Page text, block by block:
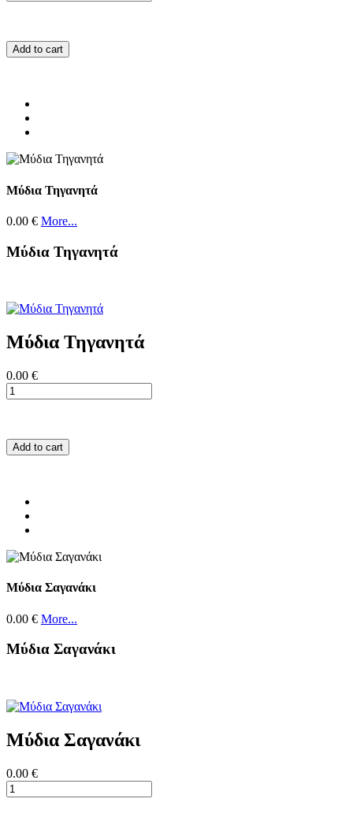
Add to cart
Μύδια Τηγανητά
0.00 € More...
Μύδια Τηγανητά
Μύδια Τηγανητά
0.00 €
Add to cart
Μύδια Σαγανάκι
0.00 € More...
Μύδια Σαγανάκι
Μύδια Σαγανάκι
0.00 €